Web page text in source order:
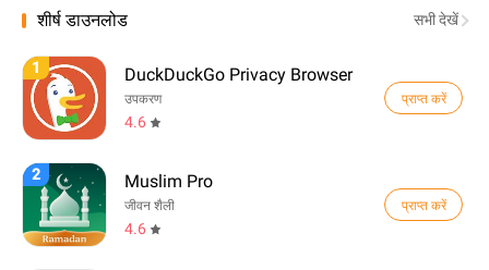
शीर्ष डाउनलोड सभी देखें
1 DuckDuckGo Privacy Browser
उपकरण
4.6
प्राप्त करें
2 Muslim Pro
जीवन शैली
4.6
प्राप्त करें